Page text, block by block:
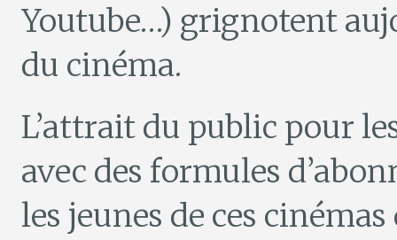
Youtube…) grignotent
du cinéma.
L’attrait du public pour
avec des formules
les jeunes de ces